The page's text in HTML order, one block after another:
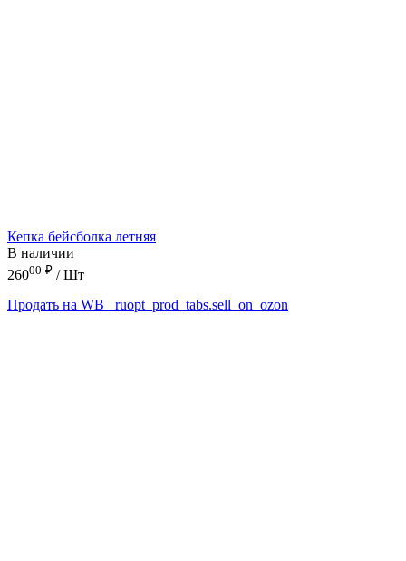
Кепка бейсболка летняя
В наличии
26000 ₽ / Шт
Продать на WB
_ruopt_prod_tabs.sell_on_ozon